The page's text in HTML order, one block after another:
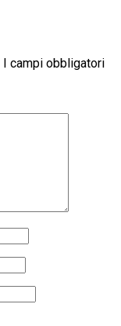
I campi obbligatori